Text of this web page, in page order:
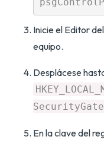
Inicie el Editor
equipo.
Desplácese
En la clave del